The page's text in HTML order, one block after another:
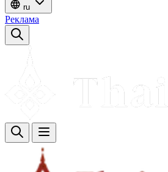
ru
Реклама